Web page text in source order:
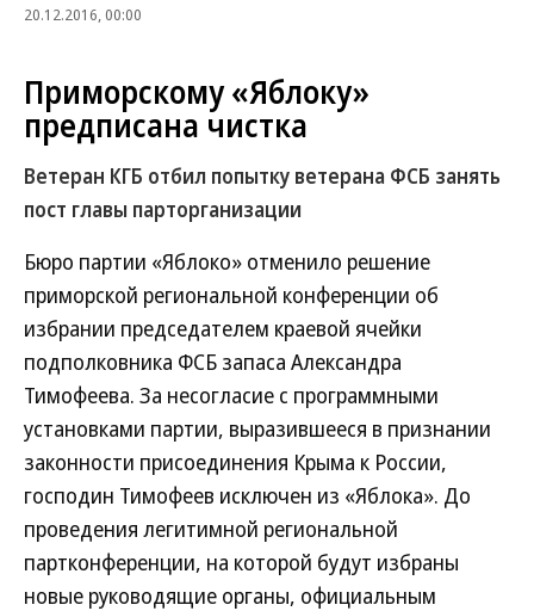
20.12.2016, 00:00
Приморскому «Яблоку»
предписана чистка
Ветеран КГБ отбил попытку ветерана ФСБ занять
пост главы парторганизации
Бюро партии «Яблоко» отменило решение
приморской региональной конференции об
избрании председателем краевой ячейки
подполковника ФСБ запаса Александра
Тимофеева. За несогласие с программными
установками партии, выразившееся в признании
законности присоединения Крыма к России,
господин Тимофеев исключен из «Яблока». До
проведения легитимной региональной
партконференции, на которой будут избраны
новые руководящие органы, официальным